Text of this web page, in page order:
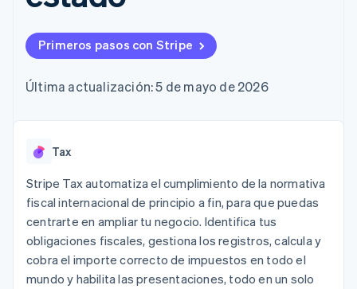
Métodos de
Acceso a más
de 125
Terminal
persona
Boost
de aceptación
Proceso de
compra
acelerado
Financial
Connections
Datos de ctas.
financieras
vinculadas
contable
Stripe Sigma
Informes
Data Pipeline
de datos
Gestión del dinero
SaaS
Juegos
Hostelería, viajes y ocio
Seguros
Medios de
comunicación y
entretenimiento
Organizaciones sin
Gestionar
Ofrecer cobro por
consumo
respaldadas por
monedas estables
servicios con agentes
Recursos
Integraciones de
aplicaciones
Ejemplos de código
Blog de
desarrolladores
Empresa
Hoja de ruta del
producto
Sessions
Empleos
Stripe Press
Contacto
Contacta con ventas
Conviértete en socio
Primeros pasos con Stripe
Última actualización: 5 de mayo de 2026
Tax
Stripe Tax automatiza el cumplimiento de la normativa
fiscal internacional de principio a fin, para que puedas
centrarte en ampliar tu negocio. Identifica tus
obligaciones fiscales, gestiona los registros, calcula y
cobra el importe correcto de impuestos en todo el
mundo y habilita las presentaciones, todo en un solo